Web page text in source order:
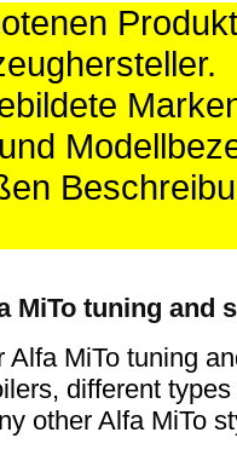
MiTo tuning and
Alfa MiTo tuning
different
other Alfa MiTo